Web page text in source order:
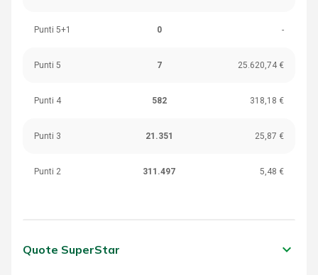
Punti 5+1 0 -
Punti 5 7 25.620,74 €
Punti 4 582 318,18 €
Punti 3 21.351 25,87 €
Punti 2 311.497 5,48 €
Quote SuperStar keyboard_arrow_down